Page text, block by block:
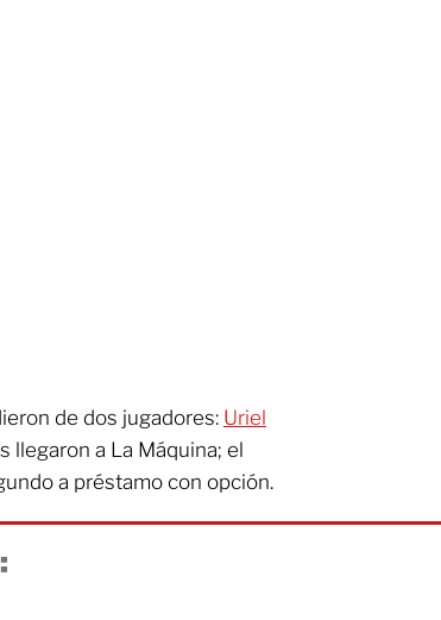
de dos jugadores: Uriel
llegaron a La Máquina; el
a préstamo con opción.